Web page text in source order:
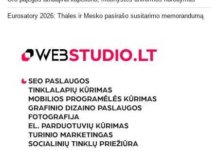
Eurosatory 2026: Thales ir Mesko pasirašo susitarimo memorandumą